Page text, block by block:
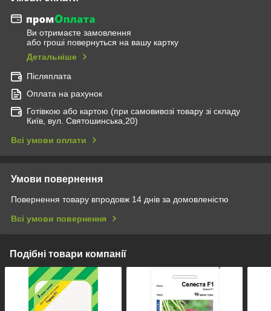
Ви отримаєте замовлення
або гроші повернуться на вашу картку
Детальніше
Післяплата
Оплата на рахунок
Готівкою або картою (при самовивозі товару зі складу
Київ, вул. Святошинська,20)
Всі умови оплати
Умови повернення
Повернення товару впродовж 14 днів за домовленістю
Всі умови повернення
Подібні товари компанії